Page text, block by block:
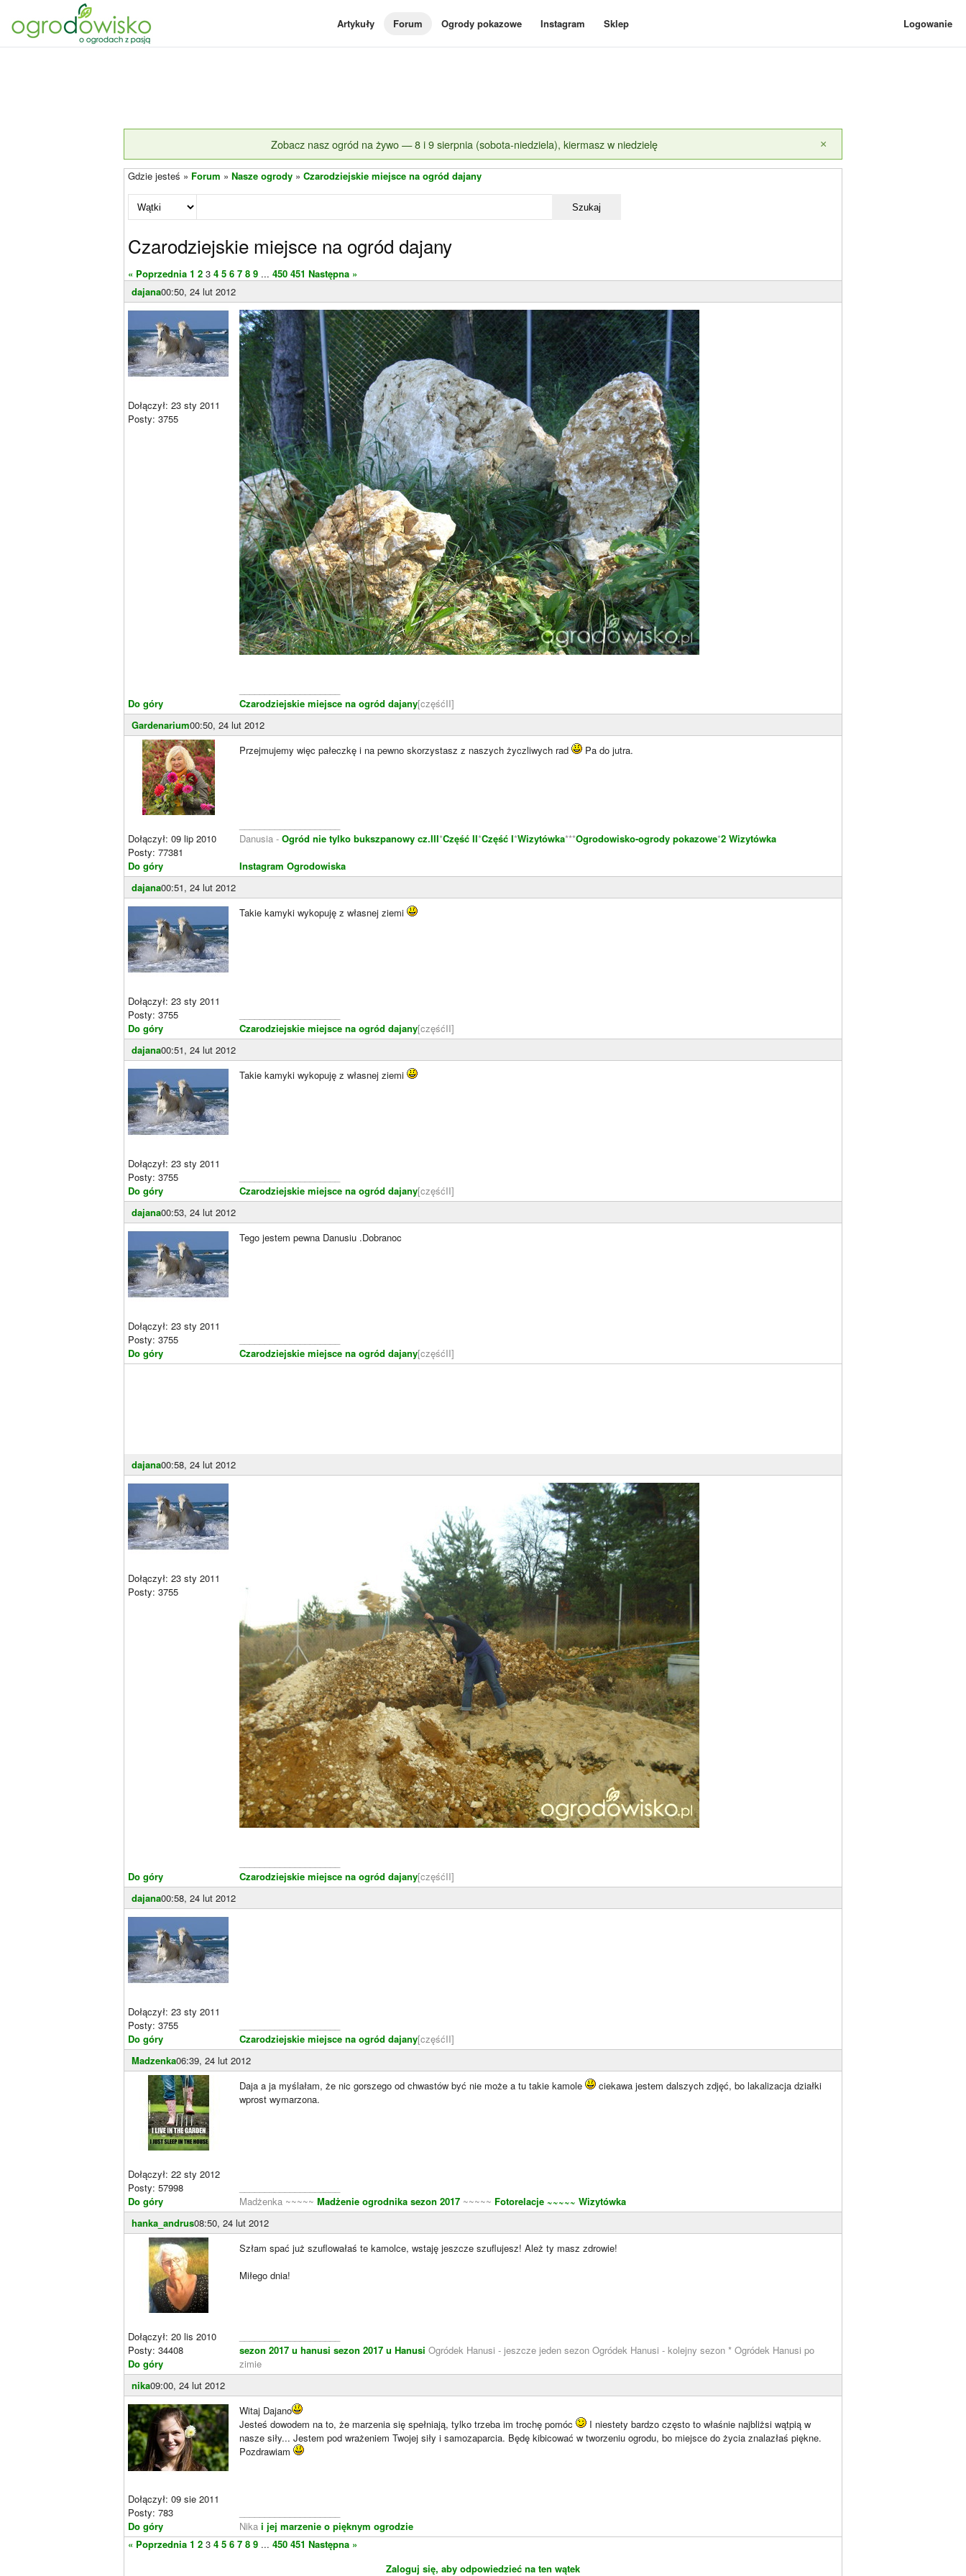
Artykuły Forum Ogrody pokazowe Instagram Sklep Logowanie
Zobacz nasz ogród na żywo — 8 i 9 sierpnia (sobota-niedziela), kiermasz w niedzielę ×
Gdzie jesteś » Forum » Nasze ogrody » Czarodziejskie miejsce na ogród dajany
Szukaj
Czarodziejskie miejsce na ogród dajany
« Poprzednia 1 2 3 4 5 6 7 8 9 ... 450 451 Następna »
dajana00:50, 24 lut 2012
Dołączył: 23 sty 2011
Posty: 3755
Do góry
Czarodziejskie miejsce na ogród dajany[częśćII]
Gardenarium00:50, 24 lut 2012
Dołączył: 09 lip 2010
Posty: 77381
Do góry
Przejmujemy więc pałeczkę i na pewno skorzystasz z naszych życzliwych rad Pa do jutra.
Danusia - Ogród nie tylko bukszpanowy cz.III*Część II*Część I*Wizytówka***Ogrodowisko-ogrody pokazowe*2 Wizytówka
Instagram Ogrodowiska
dajana00:51, 24 lut 2012
Dołączył: 23 sty 2011
Posty: 3755
Do góry
Takie kamyki wykopuję z własnej ziemi
Czarodziejskie miejsce na ogród dajany[częśćII]
dajana00:51, 24 lut 2012
Dołączył: 23 sty 2011
Posty: 3755
Do góry
Takie kamyki wykopuję z własnej ziemi
Czarodziejskie miejsce na ogród dajany[częśćII]
dajana00:53, 24 lut 2012
Dołączył: 23 sty 2011
Posty: 3755
Do góry
Tego jestem pewna Danusiu .Dobranoc
Czarodziejskie miejsce na ogród dajany[częśćII]
dajana00:58, 24 lut 2012
Dołączył: 23 sty 2011
Posty: 3755
Do góry
Czarodziejskie miejsce na ogród dajany[częśćII]
dajana00:58, 24 lut 2012
Dołączył: 23 sty 2011
Posty: 3755
Do góry
Czarodziejskie miejsce na ogród dajany[częśćII]
Madzenka06:39, 24 lut 2012
Dołączył: 22 sty 2012
Posty: 57998
Do góry
Daja a ja myślałam, że nic gorszego od chwastów być nie może a tu takie kamole
ciekawa jestem dalszych zdjęć, bo lakalizacja działki
wprost wymarzona.
Madżenka ~~~~~ Madżenie ogrodnika sezon 2017 ~~~~~ Fotorelacje ~~~~~ Wizytówka
hanka_andrus08:50, 24 lut 2012
Dołączył: 20 lis 2010
Posty: 34408
Do góry
Szłam spać już szuflowałaś te kamolce, wstaję jeszcze szuflujesz! Ależ ty masz zdrowie!
Miłego dnia!
sezon 2017 u hanusi sezon 2017 u Hanusi Ogródek Hanusi - jeszcze jeden sezon Ogródek Hanusi - kolejny sezon * Ogródek Hanusi po
zimie
nika09:00, 24 lut 2012
Dołączył: 09 sie 2011
Posty: 783
Do góry
Witaj Dajano
Jesteś dowodem na to, że marzenia się spełniają, tylko trzeba im trochę pomóc
I niestety bardzo często to właśnie najbliżsi wątpią w
nasze siły... Jestem pod wrażeniem Twojej siły i samozaparcia. Będę kibicować w tworzeniu ogrodu, bo miejsce do życia znalazłaś piękne.
Pozdrawiam
Nika i jej marzenie o pięknym ogrodzie
« Poprzednia 1 2 3 4 5 6 7 8 9 ... 450 451 Następna »
Zaloguj się, aby odpowiedzieć na ten wątek